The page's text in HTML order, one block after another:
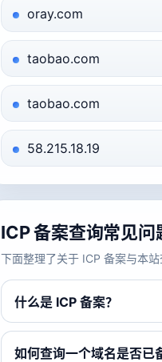
oray.com
taobao.com
taobao.com
58.215.18.19
ICP 备案查询常见问
下面整理了关于 ICP 备案与本
什么是 ICP 备案？
如何查询一个域名是否已